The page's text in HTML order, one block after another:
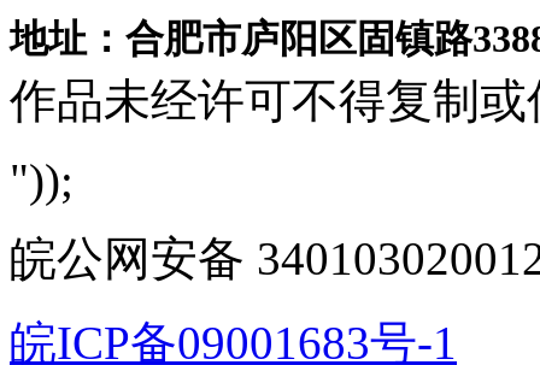
地址：合肥市庐阳区固镇路
作品未经许可不得复制或
"));
皖公网安备
皖ICP备09001683号-1